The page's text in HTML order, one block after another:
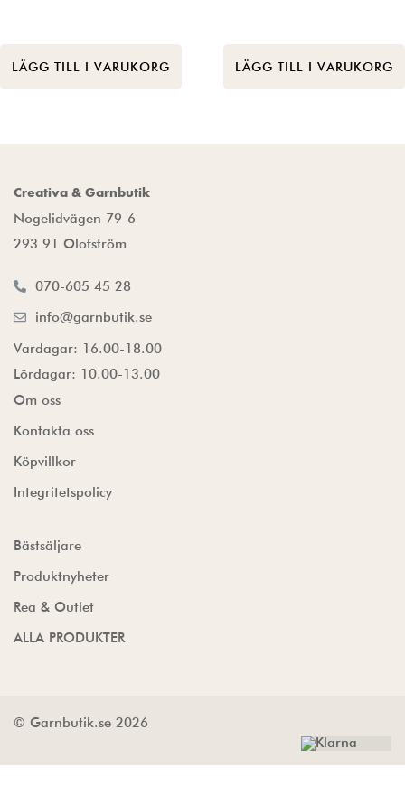
LÄGG TILL I VARUKORG LÄGG TILL I VARUKORG
Creativa & Garnbutik
Nogelidvägen 79-6
293 91 Olofström
070-605 45 28
info@garnbutik.se
Vardagar: 16.00-18.00
Lördagar: 10.00-13.00
Om oss
Kontakta oss
Köpvillkor
Integritetspolicy
Bästsäljare
Produktnyheter
Rea & Outlet
ALLA PRODUKTER
© Garnbutik.se 2026